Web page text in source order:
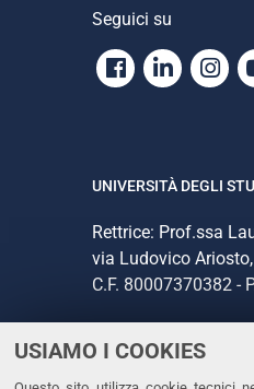
USIAMO I COOKIES
Seguici su
Facebook
UNIVERSITÀ DEGLI
Rettrice: Prof.ssa
via Ludovico
C.F. 80007370382 -
CONTATTI